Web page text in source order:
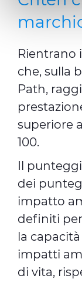
preferences,
click on "Allow
cookies, click
only necessary
by clicking on
consult our
Rientrano
che, sulla
Path,
superiore
100.
Il
dei
impatto
definiti
la
impatti
di vita,